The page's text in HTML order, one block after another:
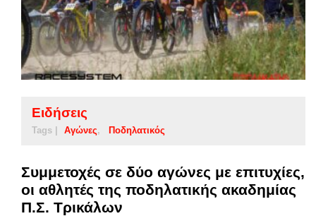
Ειδήσεις
Tags | Αγώνες Ποδηλατικός
Συμμετοχές σε δύο αγώνες με επιτυχίες,
οι αθλητές της ποδηλατικής ακαδημίας
Π.Σ. Τρικάλων